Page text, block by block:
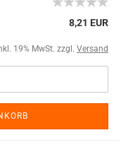
8,21 EUR
19% MwSt. zzgl. Versand